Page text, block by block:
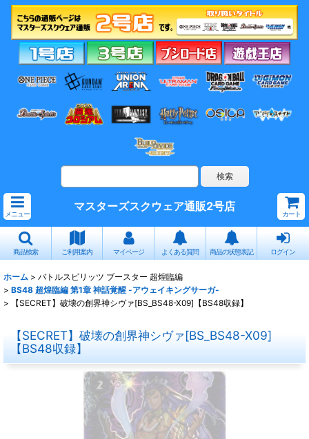
メニュー
マスターズスクウェア通販2号店
カート
商品検索 ご利用案内 マイページ よくある質問 商品の状態表記 ログイン
ホーム > バトルスピリッツ ブースター 超煌臨編
> BS48 超煌臨編 第1章 神話覚醒 -アウェイキングサーガ-
>
【SECRET】破壊の創界神シヴァ[BS_BS48-X09]【BS48収録】
【SECRET】破壊の創界神シヴァ[BS_BS48-X09]
【BS48収録】